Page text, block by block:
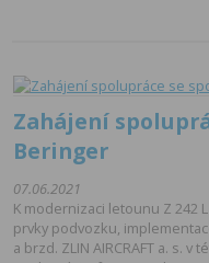
Zahájení
Beringer
07.06.2021
K modernizaci letounu Z 242
prvky podvozku,
a brzd. ZLIN AIRCRAFT a. s.